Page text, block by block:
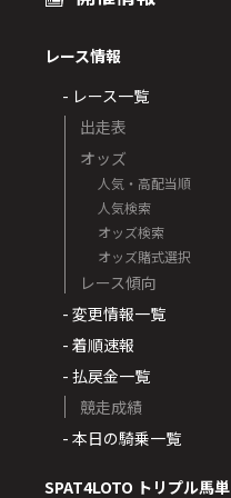
レース情報
- レース一覧
出走表
オッズ
人気・高配当順
人気検索
オッズ検索
オッズ賭式選択
レース傾向
- 変更情報一覧
- 着順速報
- 払戻金一覧
競走成績
- 本日の騎乗一覧
SPAT4LOTO トリプル馬単